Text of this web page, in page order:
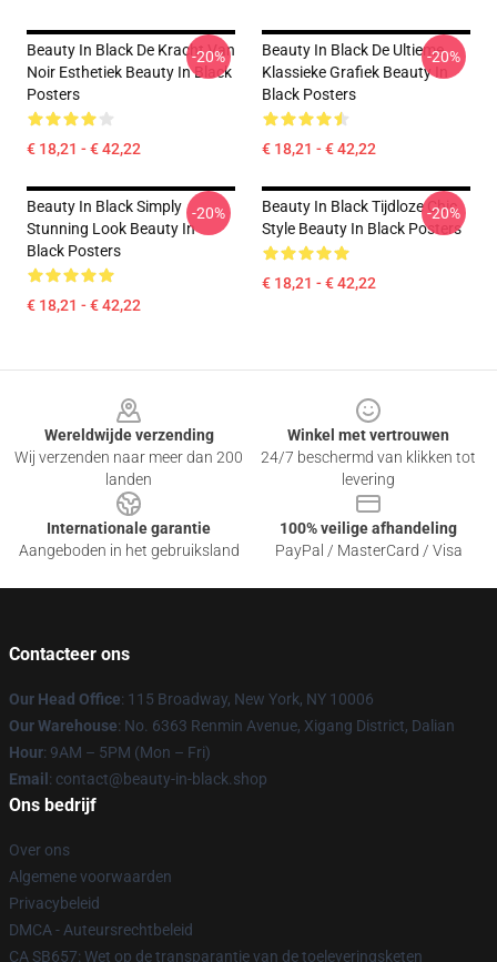
Beauty In Black De Kracht Van
Noir Esthetiek Beauty In Black
Posters
€ 18,21 - € 42,22
-20%
Beauty In Black De Ultieme
Klassieke Grafiek Beauty In
Black Posters
€ 18,21 - € 42,22
-20%
Beauty In Black Simply
Stunning Look Beauty In
Black Posters
€ 18,21 - € 42,22
-20%
Beauty In Black Tijdloze Chic
Style Beauty In Black Posters
€ 18,21 - € 42,22
-20%
Wereldwijde verzending
Wij verzenden naar meer dan 200
landen
Winkel met vertrouwen
24/7 beschermd van klikken tot
levering
Internationale garantie
Aangeboden in het gebruiksland
100% veilige afhandeling
PayPal / MasterCard / Visa
Contacteer ons
Our Head Office: 115 Broadway, New York, NY 10006
Our Warehouse: No. 6363 Renmin Avenue, Xigang District, Dalian
Hour: 9AM – 5PM (Mon – Fri)
Email : contact@beauty-in-black.shop
Ons bedrijf
Over ons
Algemene voorwaarden
Privacybeleid
DMCA - Auteursrechtbeleid
CA SB657: Wet op de transparantie van de toeleveringsketen